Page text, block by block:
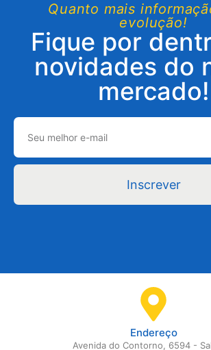
Quanto mais
evolução!
Fique por
novidades do
mercado!
Inscrever
Endereço
Avenida do Contorno, 6594 -